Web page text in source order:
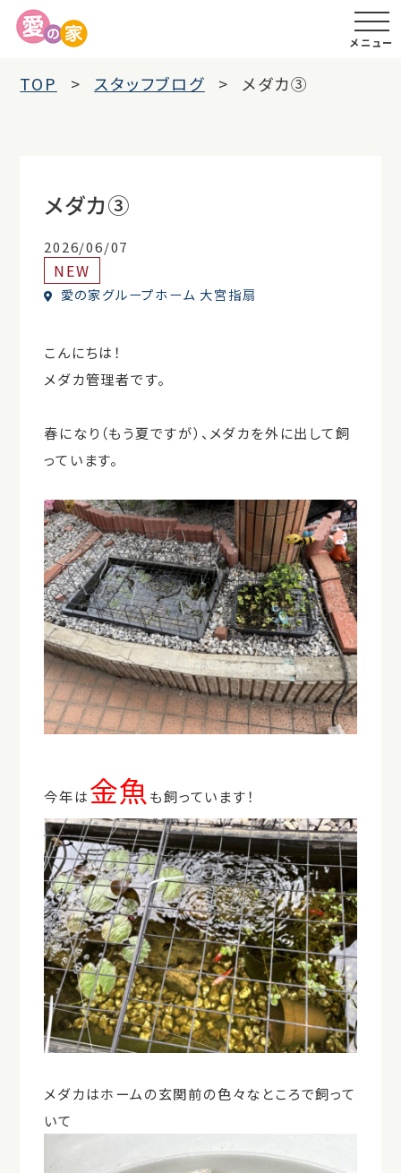
メニュー
TOP スタッフブログ メダカ③
メダカ③
2026/06/07
NEW
愛の家グループホーム 大宮指扇
こんにちは！
メダカ管理者です。
春になり（もう夏ですが）、メダカを外に出して飼
っています。
今年は金魚 も飼っています！
メダカはホームの玄関前の色々なところで飼って
いて